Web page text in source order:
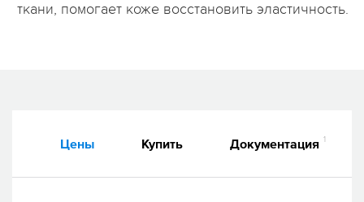
ткани, помогает коже восстановить эластичность.
Цены Купить Документация 1